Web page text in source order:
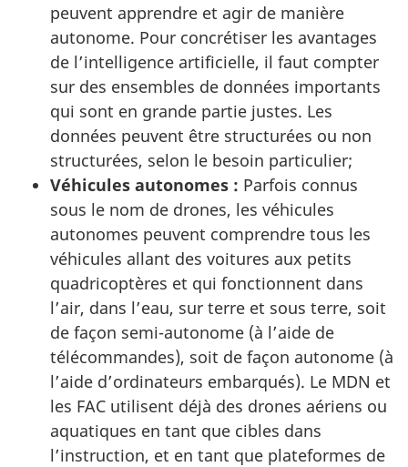
peuvent apprendre et agir de manière
autonome. Pour concrétiser les avantages
de l’intelligence artificielle, il faut compter
sur des ensembles de données importants
qui sont en grande partie justes. Les
données peuvent être structurées ou non
structurées, selon le besoin particulier;
Véhicules autonomes : Parfois connus
sous le nom de drones, les véhicules
autonomes peuvent comprendre tous les
véhicules allant des voitures aux petits
quadricoptères et qui fonctionnent dans
l’air, dans l’eau, sur terre et sous terre, soit
de façon semi-autonome (à l’aide de
télécommandes), soit de façon autonome (à
l’aide d’ordinateurs embarqués). Le MDN et
les FAC utilisent déjà des drones aériens ou
aquatiques en tant que cibles dans
l’instruction, et en tant que plateformes de